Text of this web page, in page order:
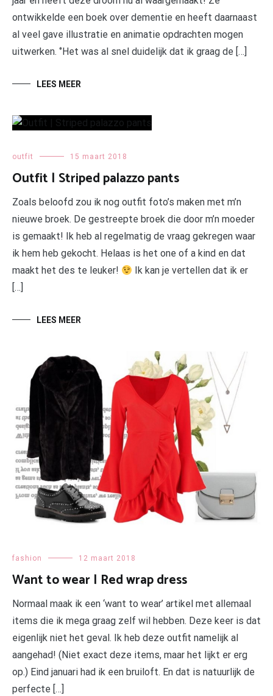
ontwikkelde een boek over dementie en heeft daarnaast
al veel gave illustratie en animatie opdrachten mogen
uitwerken. ‘’Het was al snel duidelijk dat ik graag de […]
LEES MEER
outfit 15 maart 2018
Outfit | Striped palazzo pants
Zoals beloofd zou ik nog outfit foto’s maken met m’n
nieuwe broek. De gestreepte broek die door m’n moeder
is gemaakt! Ik heb al regelmatig de vraag gekregen waar
ik hem heb gekocht. Helaas is het one of a kind en dat
maakt het des te leuker!
Ik kan je vertellen dat ik er
[…]
LEES MEER
fashion 12 maart 2018
Want to wear | Red wrap dress
Normaal maak ik een ‘want to wear’ artikel met allemaal
items die ik mega graag zelf wil hebben. Deze keer is dat
eigenlijk niet het geval. Ik heb deze outfit namelijk al
aangehad! (Niet exact deze items, maar het lijkt er erg
op.) Eind januari had ik een bruiloft. En dat is natuurlijk de
perfecte […]